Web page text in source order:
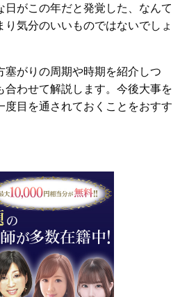
日がこの年だと発覚した、なんて
り気分のいいものではないでしょ
塞がりの周期や時期を紹介しつ
合わせて解説します。今後大事を
度目を通されておくことをおすす